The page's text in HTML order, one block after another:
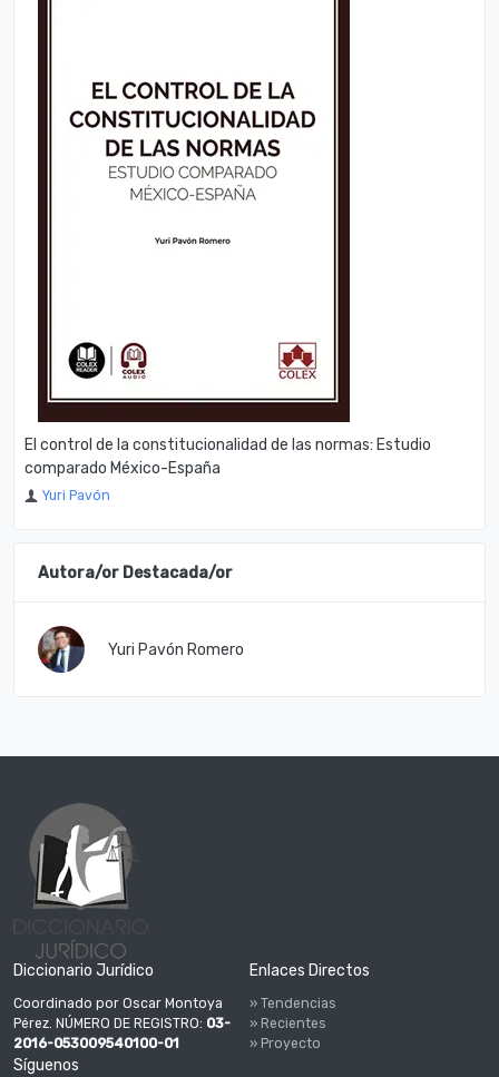
El control de la constitucionalidad de las normas: Estudio
comparado México-España
Yuri Pavón
Autora/or Destacada/or
Yuri Pavón Romero
Diccionario Jurídico
Coordinado por Oscar Montoya
Pérez. NÚMERO DE REGISTRO: 03-
2016-053009540100-01
Enlaces Directos
» Tendencias
» Recientes
» Proyecto
Síguenos